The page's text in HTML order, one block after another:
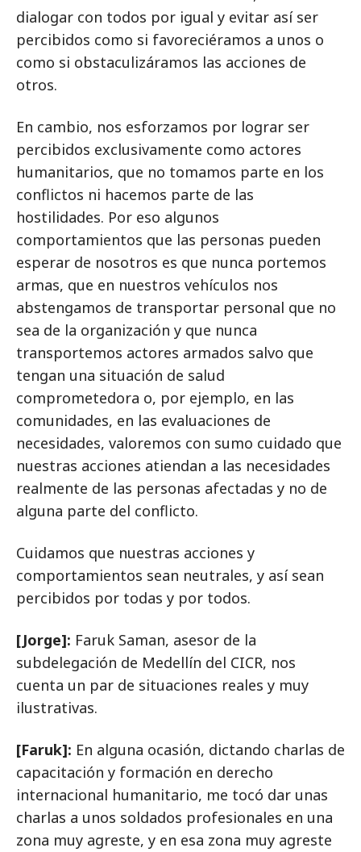
dialogar con todos por igual y evitar así ser
percibidos como si favoreciéramos a unos o
como si obstaculizáramos las acciones de
otros.
En cambio, nos esforzamos por lograr ser
percibidos exclusivamente como actores
humanitarios, que no tomamos parte en los
conflictos ni hacemos parte de las
hostilidades. Por eso algunos
comportamientos que las personas pueden
esperar de nosotros es que nunca portemos
armas, que en nuestros vehículos nos
abstengamos de transportar personal que no
sea de la organización y que nunca
transportemos actores armados salvo que
tengan una situación de salud
comprometedora o, por ejemplo, en las
comunidades, en las evaluaciones de
necesidades, valoremos con sumo cuidado que
nuestras acciones atiendan a las necesidades
realmente de las personas afectadas y no de
alguna parte del conflicto.
Cuidamos que nuestras acciones y
comportamientos sean neutrales, y así sean
percibidos por todas y por todos.
[Jorge]: Faruk Saman, asesor de la
subdelegación de Medellín del CICR, nos
cuenta un par de situaciones reales y muy
ilustrativas.
[Faruk]: En alguna ocasión, dictando charlas de
capacitación y formación en derecho
internacional humanitario, me tocó dar unas
charlas a unos soldados profesionales en una
zona muy agreste, y en esa zona muy agreste